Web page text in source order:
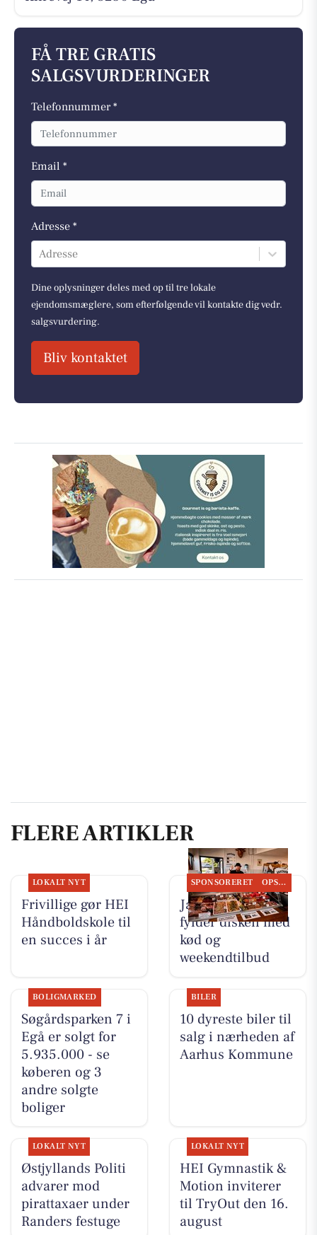
FÅ TRE GRATIS
SALGSVURDERINGER
Telefonnummer *
Email *
Adresse *
Adresse
Dine oplysninger deles med op til tre lokale
ejendomsmæglere, som efterfølgende vil kontakte dig vedr.
salgsvurdering.
Bliv kontaktet
FLERE ARTIKLER
LOKALT NYT
Frivillige gør HEI
Håndboldskole til
en succes i år
SPONSORERET OPSLAGSTAVLEN
Jaataak Slagteren
fylder disken med
kød og
weekendtilbud
BOLIGMARKED
Søgårdsparken 7 i
Egå er solgt for
5.935.000 - se
køberen og 3
andre solgte
boliger
BILER
10 dyreste biler til
salg i nærheden af
Aarhus Kommune
LOKALT NYT
Østjyllands Politi
advarer mod
pirattaxaer under
Randers festuge
LOKALT NYT
HEI Gymnastik &
Motion inviterer
til TryOut den 16.
august